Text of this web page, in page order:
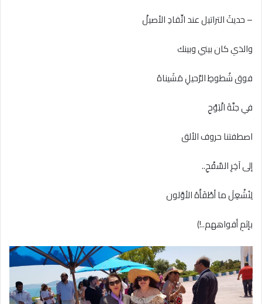
– حديثَ التراتيل عند اتِّقادِ الأصيلْ
والذي كان بيني وبينك
فوق شُطوطِ الرَّحيلِ مَشَيناهُ
في جنَّةَ الْبَوْحِ
اصطفتنا حروف الألق
إلى آخِرِ السَّفْحِ..
لِنُشْعِلَ ما أطْفَأَهُ الأوَّلون
بإثمِ أفواههم..!)